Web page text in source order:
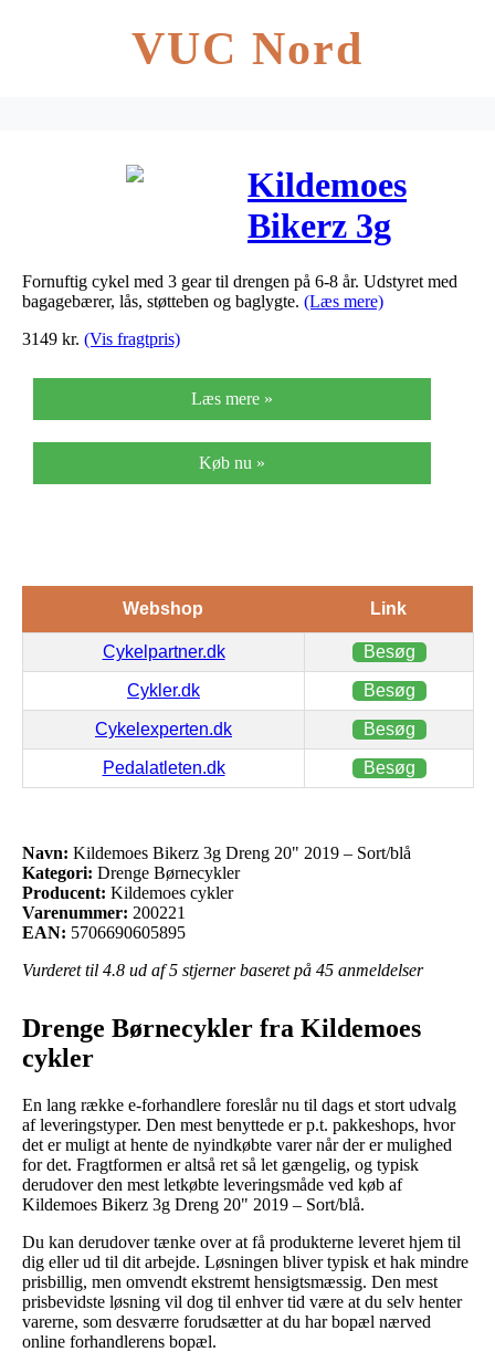
VUC Nord
Kildemoes
Bikerz 3g
Dreng 20"
2019 –
Fornuftig cykel med 3 gear til drengen på 6-8 år. Udstyret med
bagagebærer, lås, støtteben og baglygte. (Læs mere)
3149 kr. (Vis fragtpris)
Læs mere »
Køb nu »
Webshop Link
Cykelpartner.dk Besøg
Cykler.dk Besøg
Cykelexperten.dk Besøg
Pedalatleten.dk Besøg
Navn: Kildemoes Bikerz 3g Dreng 20" 2019 – Sort/blå
Kategori: Drenge Børnecykler
Producent: Kildemoes cykler
Varenummer: 200221
EAN: 5706690605895
Vurderet til 4.8 ud af 5 stjerner baseret på 45 anmeldelser
Drenge Børnecykler fra Kildemoes
cykler
En lang række e-forhandlere foreslår nu til dags et stort udvalg
af leveringstyper. Den mest benyttede er p.t. pakkeshops, hvor
det er muligt at hente de nyindkøbte varer når der er mulighed
for det. Fragtformen er altså ret så let gængelig, og typisk
derudover den mest letkøbte leveringsmåde ved køb af
Kildemoes Bikerz 3g Dreng 20" 2019 – Sort/blå.
Du kan derudover tænke over at få produkterne leveret hjem til
dig eller ud til dit arbejde. Løsningen bliver typisk et hak mindre
prisbillig, men omvendt ekstremt hensigtsmæssig. Den mest
prisbevidste løsning vil dog til enhver tid være at du selv henter
varerne, som desværre forudsætter at du har bopæl nærved
online forhandlerens bopæl.